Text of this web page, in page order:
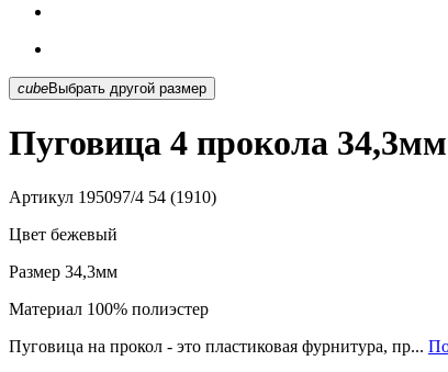
cubeВыбрать другой размер
Пуговица 4 прокола
Артикул 195097/4 54 (1910)
Цвет бежевый
Размер 34,3мм
Материал 100% полиэстер
Пуговица на прокол - это пластиковая фурнитура, пр...